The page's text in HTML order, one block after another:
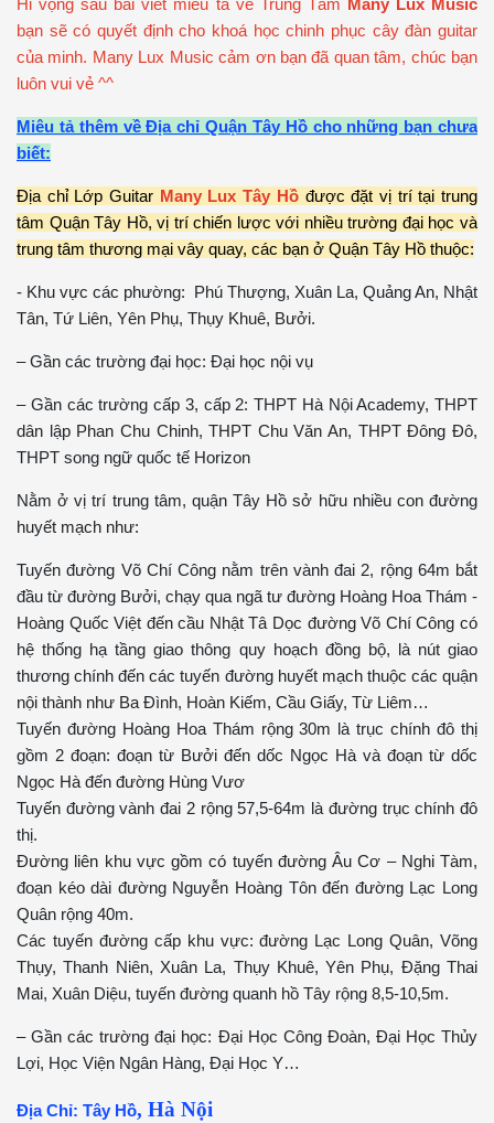
Hi vọng sau bài viết miêu tả về Trung Tâm Many Lux Music
bạn sẽ có quyết định cho khoá học chinh phục cây đàn guitar
của minh. Many Lux Music cảm ơn bạn đã quan tâm, chúc bạn
luôn vui vẻ ^^
Miêu tả thêm về Địa chỉ Quận Tây Hồ cho những bạn chưa
biết:
Địa chỉ Lớp Guitar Many Lux Tây Hồ được đặt vị trí tại trung
tâm Quận Tây Hồ, vị trí chiến lược với nhiều trường đại học và
trung tâm thương mại vây quay, các bạn ở Quận Tây Hồ thuộc:
- Khu vực các phường: Phú Thượng, Xuân La, Quảng An, Nhật
Tân, Tứ Liên, Yên Phụ, Thụy Khuê, Bưởi.
– Gần các trường đại học: Đại học nội vụ
– Gần các trường cấp 3, cấp 2: THPT Hà Nội Academy, THPT
dân lập Phan Chu Chinh, THPT Chu Văn An, THPT Đông Đô,
THPT song ngữ quốc tế Horizon
Nằm ở vị trí trung tâm, quận Tây Hồ sở hữu nhiều con đường
huyết mạch như:
Tuyến đường Võ Chí Công nằm trên vành đai 2, rộng 64m bắt
đầu từ đường Bưởi, chạy qua ngã tư đường Hoàng Hoa Thám -
Hoàng Quốc Việt đến cầu Nhật Tâ Dọc đường Võ Chí Công có
hệ thống hạ tầng giao thông quy hoạch đồng bộ, là nút giao
thương chính đến các tuyến đường huyết mạch thuộc các quận
nội thành như Ba Đình, Hoàn Kiếm, Cầu Giấy, Từ Liêm…
Tuyến đường Hoàng Hoa Thám rộng 30m là trục chính đô thị
gồm 2 đoạn: đoạn từ Bưởi đến dốc Ngọc Hà và đoạn từ dốc
Ngọc Hà đến đường Hùng Vươ
Tuyến đường vành đai 2 rộng 57,5-64m là đường trục chính đô
thị.
Đường liên khu vực gồm có tuyến đường Âu Cơ – Nghi Tàm,
đoạn kéo dài đường Nguyễn Hoàng Tôn đến đường Lạc Long
Quân rộng 40m.
Các tuyến đường cấp khu vực: đường Lạc Long Quân, Võng
Thụy, Thanh Niên, Xuân La, Thụy Khuê, Yên Phụ, Đặng Thai
Mai, Xuân Diệu, tuyến đường quanh hồ Tây rộng 8,5-10,5m.
– Gần các trường đại học: Đại Học Công Đoàn, Đại Học Thủy
Lợi, Học Viện Ngân Hàng, Đại Học Y…
Địa Chỉ: Tây Hồ, Hà Nội